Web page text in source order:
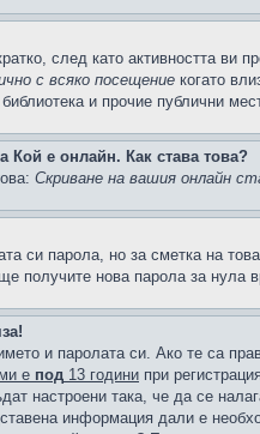
след като активността ви
с всяко посещение когато
и прочие публични
е онлайн. Как става това?
Скриване на вашия онлайн
си парола, но за сметка на
получите нова парола за нула
и паролата си. Ако те са
е под 13 години при
настроени така, че да се
информация дали е